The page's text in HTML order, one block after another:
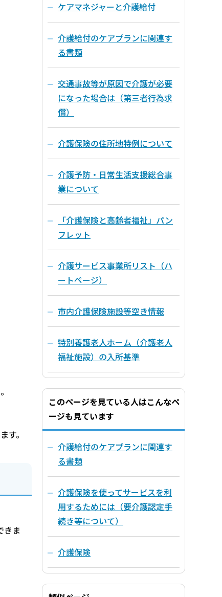
す。
きま
ケアマネジャーと介護給付
介護給付のケアプランに関連す
る書類
交通事故等が原因で介護が必要
になった場合は（第三者行為求
償）
介護保険の住所地特例について
介護予防・日常生活支援総合事
業について
「介護保険と高齢者福祉」パン
フレット
介護サービス事業所リスト（ハ
ートページ）
市内介護保険施設等空き情報
特別養護老人ホーム（介護老人
福祉施設）の入所基準
このページを見ている人はこんなペ
ージも見ています
介護給付のケアプランに関連す
る書類
介護保険を使ってサービスを利
用するためには（要介護認定手
続き等について）
介護保険